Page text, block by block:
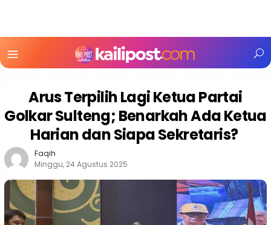
Mobile
Arus Terpilih Lagi Ketua Partai
Golkar Sulteng; Benarkah Ada Ketua
Harian dan Siapa Sekretaris?
Faqih
Minggu, 24 Agustus 2025